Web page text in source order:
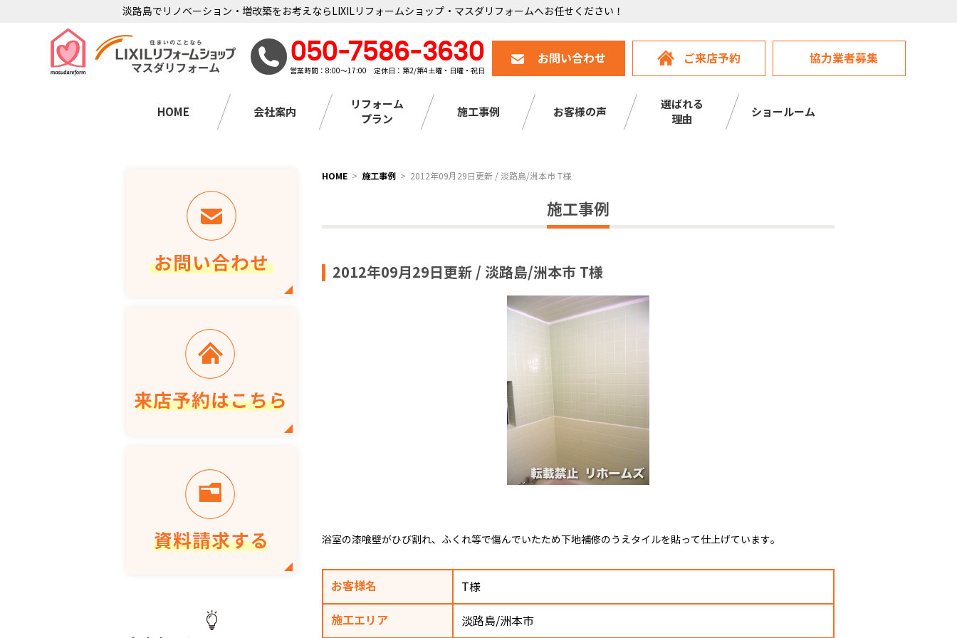
淡路島でリノベーション・増改築をお考えならLIXILリフォームショップ・マスダリフォームへお任せください！
050-7586-3630
営業時間：8:00～17:00 定休日：第2/第4土曜・日曜・祝日
お問い合わせ ご来店予約 協力業者募集
HOME 会社案内
リフォーム
プラン
施工事例 お客様の声
選ばれる
理由
ショールーム
HOME 施工事例 2012年09月29日更新 / 淡路島/洲本市 T様
施工事例
2012年09月29日更新 / 淡路島/洲本市 T様
浴室の漆喰壁がひび割れ、ふくれ等で傷んでいたため下地補修のうえタイルを貼って仕上げています。
お客様名 T様
施工エリア 淡路島/洲本市